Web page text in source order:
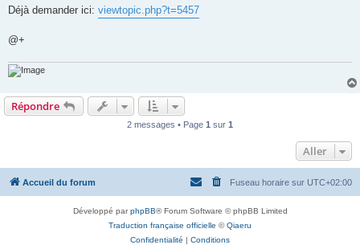
g
e
Déjà demander ici: viewtopic.php?t=5457
@+
Répondre
2 messages • Page 1 sur 1
Aller
Accueil du forum Fuseau horaire sur UTC+02:00
Développé parphpBB® Forum Software © phpBB Limited
Traduction française officielle ©Qiaeru
Confidentialité | Conditions